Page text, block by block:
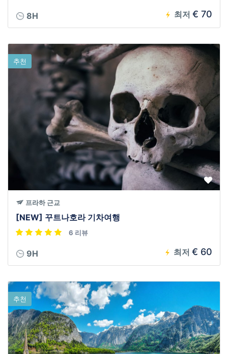
8H 최저 € 70
추천
프라하 근교
[NEW] 꾸트나호라 기차여행
6 리뷰
9H 최저 € 60
추천